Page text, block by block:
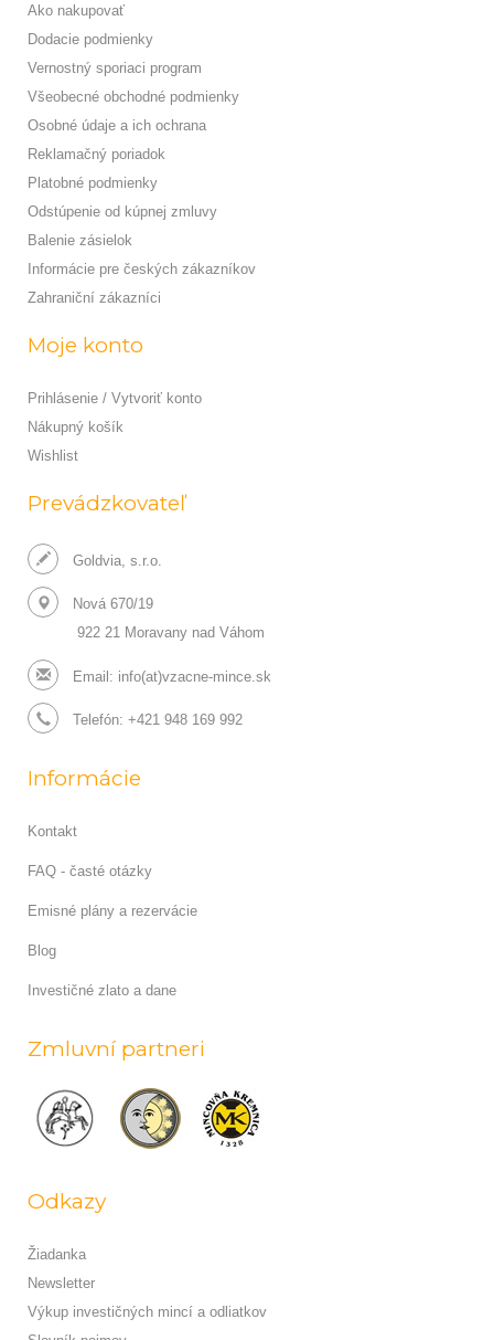
Ako nakupovať
Dodacie podmienky
Vernostný sporiaci program
Všeobecné obchodné podmienky
Osobné údaje a ich ochrana
Reklamačný poriadok
Platobné podmienky
Odstúpenie od kúpnej zmluvy
Balenie zásielok
Informácie pre českých zákazníkov
Zahraniční zákazníci
Moje konto
Prihlásenie / Vytvoriť konto
Nákupný košík
Wishlist
Prevádzkovateľ
Goldvia, s.r.o.
Nová 670/19
922 21 Moravany nad Váhom
Email: info(at)vzacne-mince.sk
Telefón: +421 948 169 992
Informácie
Kontakt
FAQ - časté otázky
Emisné plány a rezervácie
Blog
Investičné zlato a dane
Zmluvní partneri
Odkazy
Žiadanka
Newsletter
Výkup investičných mincí a odliatkov